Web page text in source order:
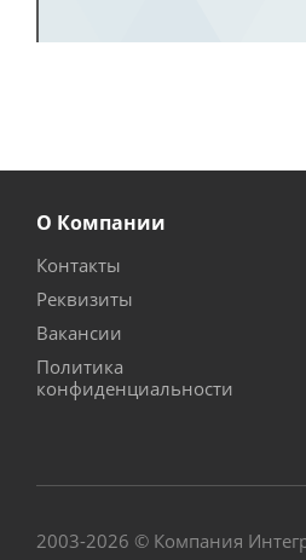
О Компании
Контакты
Реквизиты
Вакансии
Политика
конфиденциальности
2003-2026 © Компания